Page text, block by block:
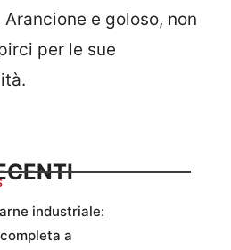
e goloso, non
per le sue
industriale:
a